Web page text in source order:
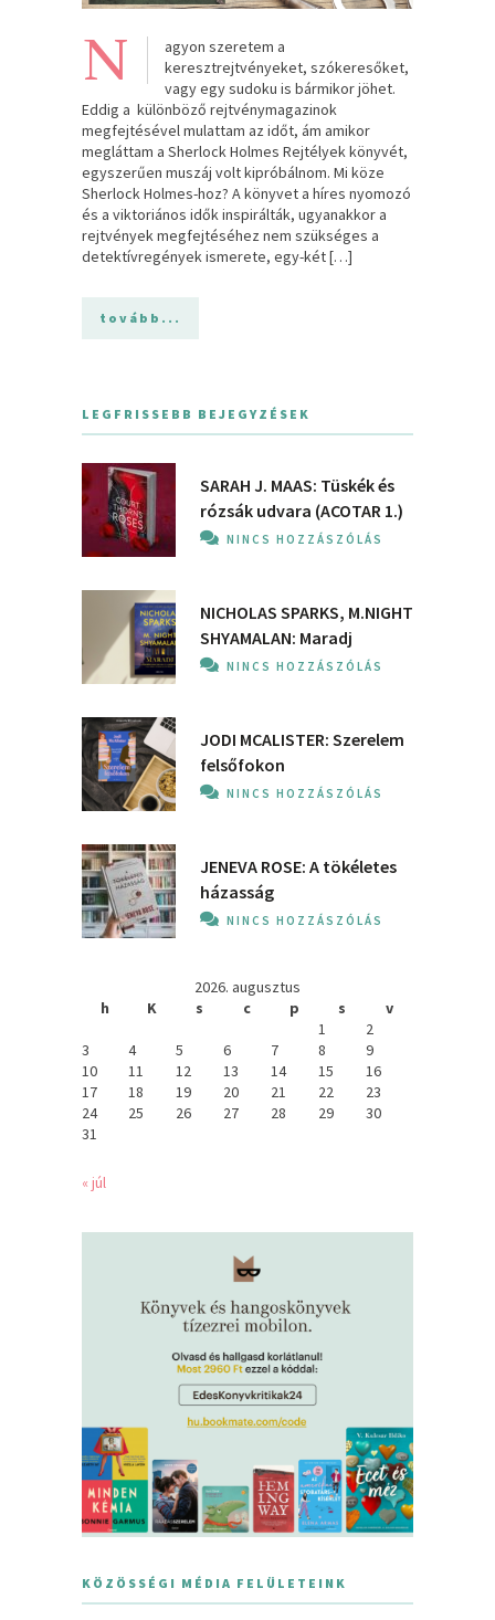
N
agyon szeretem a
keresztrejtvényeket, szókeresőket,
vagy egy sudoku is bármikor jöhet.
Eddig a különböző rejtvénymagazinok
megfejtésével mulattam az időt, ám amikor
megláttam a Sherlock Holmes Rejtélyek könyvét,
egyszerűen muszáj volt kipróbálnom. Mi köze
Sherlock Holmes-hoz? A könyvet a híres nyomozó
és a viktoriános idők inspirálták, ugyanakkor a
rejtvények megfejtéséhez nem szükséges a
detektívregények ismerete, egy-két […]
tovább...
LEGFRISSEBB BEJEGYZÉSEK
SARAH J. MAAS: Tüskék és
rózsák udvara (ACOTAR 1.)
NINCS HOZZÁSZÓLÁS
NICHOLAS SPARKS, M.NIGHT
SHYAMALAN: Maradj
NINCS HOZZÁSZÓLÁS
JODI MCALISTER: Szerelem
felsőfokon
NINCS HOZZÁSZÓLÁS
JENEVA ROSE: A ​tökéletes
házasság
NINCS HOZZÁSZÓLÁS
2026. augusztus
h
K s c p s
v
1
2
3
4 5 6 7 8
9
10
11 12 13 14 15
16
17
18 19 20 21 22
23
24
25 26 27 28 29
30
31
« júl
KÖZÖSSÉGI MÉDIA FELÜLETEINK